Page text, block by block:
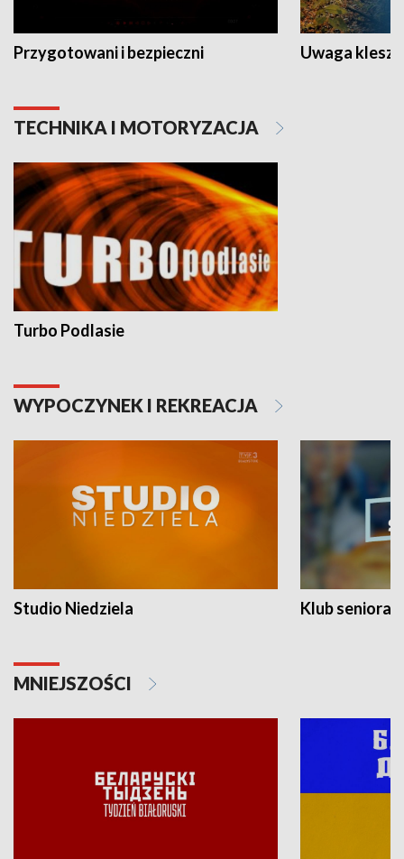
Przygotowani i bezpieczni Uwaga
TECHNIKA I MOTORYZACJA
Turbo Podlasie
WYPOCZYNEK I REKREACJA
Studio Niedziela Klub seniora
MNIEJSZOŚCI